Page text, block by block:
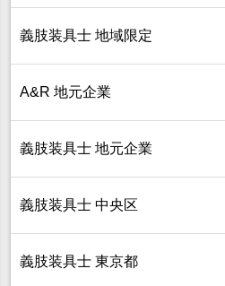
義肢装具士 地域限定
A&R 地元企業
義肢装具士 地元企業
義肢装具士 中央区
義肢装具士 東京都